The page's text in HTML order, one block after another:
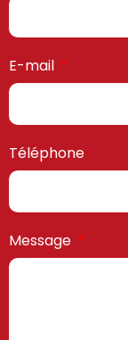
E-mail
Téléphone
Message